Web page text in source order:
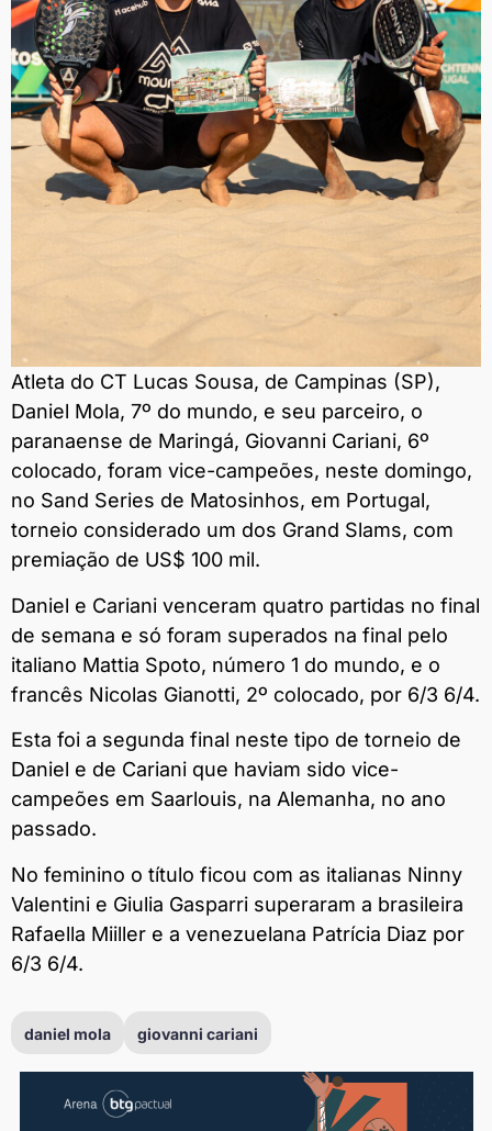
Atleta do CT Lucas Sousa, de Campinas (SP),
Daniel Mola, 7º do mundo, e seu parceiro, o
paranaense de Maringá, Giovanni Cariani, 6º
colocado, foram vice-campeões, neste domingo,
no Sand Series de Matosinhos, em Portugal,
torneio considerado um dos Grand Slams, com
premiação de US$ 100 mil.
Daniel e Cariani venceram quatro partidas no final
de semana e só foram superados na final pelo
italiano Mattia Spoto, número 1 do mundo, e o
francês Nicolas Gianotti, 2º colocado, por 6/3 6/4.
Esta foi a segunda final neste tipo de torneio de
Daniel e de Cariani que haviam sido vice-
campeões em Saarlouis, na Alemanha, no ano
passado.
No feminino o título ficou com as italianas Ninny
Valentini e Giulia Gasparri superaram a brasileira
Rafaella Miiller e a venezuelana Patrícia Diaz por
6/3 6/4.
daniel mola giovanni cariani